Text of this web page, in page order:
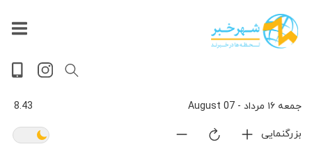
جمعه ۱۶ مرداد - 07 August 8.43
بزرگنمایی
پربیننده‌ترین
اخبار
آخرین
اخبار
پخش
داغ
ترین
سیاسی
ورزشی
اقتصادی
حوادث
گوناگون
تصویری
سلامت
جهان
فرهنگی
ویدیویی
بازار